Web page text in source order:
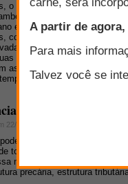
o FarmPoint entrevistou
é um dos responsáveis
e tem apresentado um
conforme explica o
na ocasião. "Mostramos
vantagens; depois desse
as ofertas; feito isso,
conta Aguinaga.
da agropecuária
22/11/2011
dobrar a sua produção de
toneladas em 2020. Dispõe
marca. Mas o produto que
precária, estrutura